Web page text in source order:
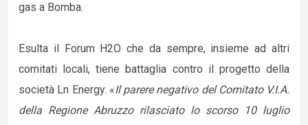
gas a Bomba.
Esulta il Forum H2O che da sempre, insieme ad altri
comitati locali, tiene battaglia contro il progetto della
società Ln Energy. «Il parere negativo del Comitato V.I.A.
della Regione Abruzzo rilasciato lo scorso 10 luglio